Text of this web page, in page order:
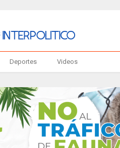
Deportes Videos